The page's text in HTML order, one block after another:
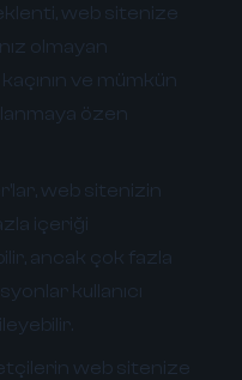
web sitenize
olmayan
ve mümkün
özen
web sitenizin
içeriği
ancak çok fazla
kullanıcı
web sitenize